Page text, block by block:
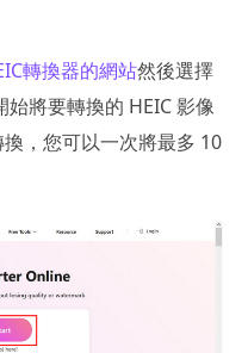
轉換器的網站然後選擇
始將要轉換的 HEIC 影像
，您可以一次將最多 10